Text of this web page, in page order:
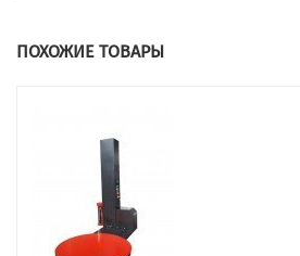
ПОХОЖИЕ ТОВАРЫ